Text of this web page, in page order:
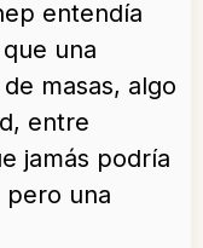
entendía
una
masas, algo
entre
jamás podría
pero una